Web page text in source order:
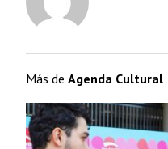
Más deAgenda Cultural